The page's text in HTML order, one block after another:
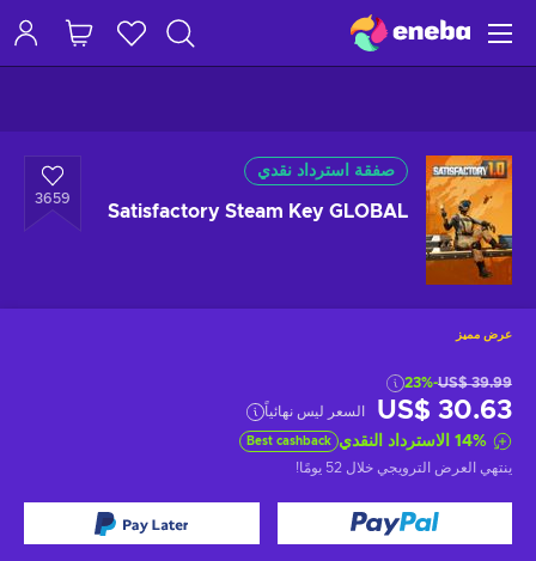
صفقة استرداد نقدي
Satisfactory Steam Key GLOBAL
3659
عرض مميز
US$ 39.99
-23%
US$ 30.63 السعر ليس نهائياً
14% الاسترداد النقدي Best cashback
ينتهي العرض الترويجي خلال 52 يومًا !